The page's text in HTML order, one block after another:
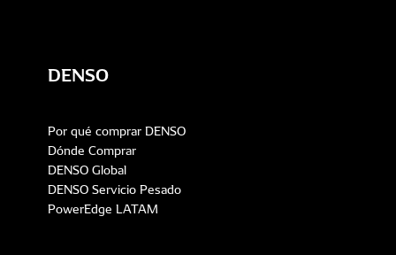
DENSO
Por qué comprar DENSO
Dónde Comprar
DENSO Global
DENSO Servicio Pesado
PowerEdge LATAM